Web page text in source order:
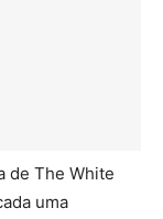
de The White
uma